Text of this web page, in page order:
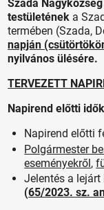
Szada
testületének a
termében (Szada,
napján
nyilvános ülésére.
TERVEZETT
Napirend előtti
Napirend előtti
Polgármester
eseményekről,
Jelentés a
(65/2023. sz.